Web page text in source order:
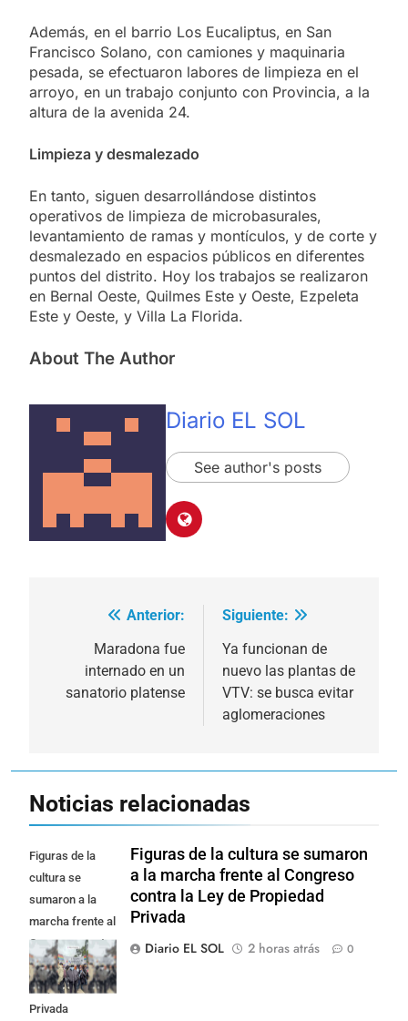
Además, en el barrio Los Eucaliptus, en San
Francisco Solano, con camiones y maquinaria
pesada, se efectuaron labores de limpieza en el
arroyo, en un trabajo conjunto con Provincia, a la
altura de la avenida 24.
Limpieza y desmalezado
En tanto, siguen desarrollándose distintos
operativos de limpieza de microbasurales,
levantamiento de ramas y montículos, y de corte y
desmalezado en espacios públicos en diferentes
puntos del distrito. Hoy los trabajos se realizaron
en Bernal Oeste, Quilmes Este y Oeste, Ezpeleta
Este y Oeste, y Villa La Florida.
About The Author
Diario EL SOL
See author's posts
Navegación
entradas
Anterior:
Maradona fue
internado en un
sanatorio platense
Siguiente:
Ya funcionan de
nuevo las plantas de
VTV: se busca evitar
aglomeraciones
Noticias relacionadas
Figuras de la
cultura se
sumaron a la
marcha frente al
Congreso contra
la Ley de
Propiedad
Privada
Figuras de la cultura se sumaron
a la marcha frente al Congreso
contra la Ley de Propiedad
Privada
Diario EL SOL
2 horas atrás 0